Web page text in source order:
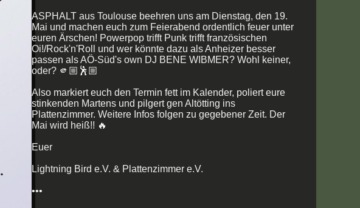
ASPHALT aus Toulouse beehren uns am Dienstag, den 19.
Mai und machen euch zum Feierabend ordentlich feuer unter
euren Ärschen! Powerpop trifft Punk trifft französischen
Oi!/Rock'n'Roll und wer könnte dazu als Anheizer besser
passen als AÖ-Süd's own DJ BENE WIBMER? Wohl keiner,
oder? 🫵🏼🕺🏼
Also markiert euch den Termin fett im Kalender, poliert eure
stinkenden Martens und pilgert gen Altötting ins
Plattenzimmer. Weitere Infos folgen zu gegebener Zeit. Der
Mai wird heiß!! 🔥
Euer
Lightning Bird e.V. & Plattenzimmer e.V.
•••